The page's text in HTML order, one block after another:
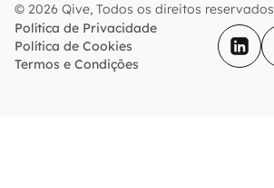
© 2026 Qive, Todos os direitos reservados
Política de Privacidade
Política de Cookies
Termos e Condições